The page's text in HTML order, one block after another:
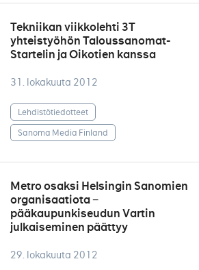
Tekniikan viikkolehti 3T
yhteistyöhön Taloussanomat-
Startelin ja Oikotien kanssa
31. lokakuuta 2012
Lehdistötiedotteet
Sanoma Media Finland
Metro osaksi Helsingin Sanomien
organisaatiota −
pääkaupunkiseudun Vartin
julkaiseminen päättyy
29. lokakuuta 2012